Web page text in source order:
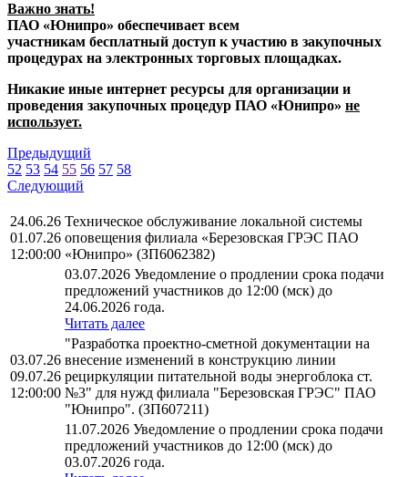
Важно знать!
ПАО «Юнипро» обеспечивает всем
участникам бесплатный доступ к участию в закупочных
процедурах на электронных торговых площадках.
Никакие иные интернет ресурсы для организации и
проведения закупочных процедур ПАО «Юнипро» не
использует.
Предыдущий
52 53 54 55 56 57 58
Следующий
24.06.26
01.07.26
12:00:00
Техническое обслуживание локальной системы
оповещения филиала «Березовская ГРЭС ПАО
«Юнипро» (ЗП6062382)
03.07.2026 Уведомление о продлении срока подачи
предложений участников до 12:00 (мск) до
24.06.2026 года.
Читать далее
03.07.26
09.07.26
12:00:00
"Разработка проектно-сметной документации на
внесение изменений в конструкцию линии
рециркуляции питательной воды энергоблока ст.
№3" для нужд филиала "Березовская ГРЭС" ПАО
"Юнипро". (ЗП607211)
11.07.2026 Уведомление о продлении срока подачи
предложений участников до 12:00 (мск) до
03.07.2026 года.